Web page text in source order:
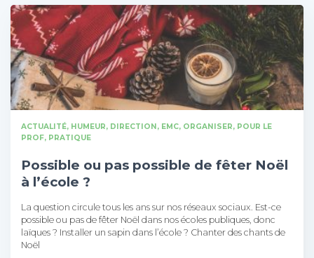
ACTUALITÉ, HUMEUR DIRECTION EMC ORGANISER
POUR LE
PROF PRATIQUE
Possible ou pas possible de fêter Noël
à l’école ?
La question circule tous les ans sur nos réseaux sociaux. Est-ce
possible ou pas de fêter Noël dans nos écoles publiques, donc
laïques ? Installer un sapin dans l’école ? Chanter des chants de
Noël